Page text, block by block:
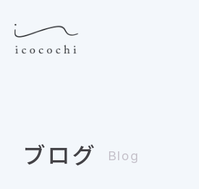
ブログ Blog